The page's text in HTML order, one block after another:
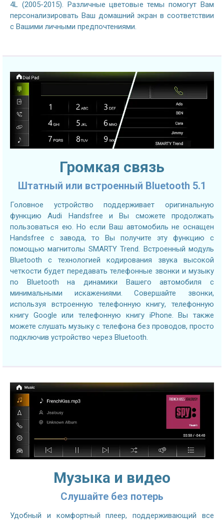
4L (2005-2015). Различные цветовые темы помогут Вам
персонализировать Ваш домашний экран в соответствии
с Вашими личными предпочтениями.
Громкая связь
Штатный или встроенный Bluetooth 5.1
Головное устройство поддерживает оригинальную
функцию Audi Handsfree и Вы сможете продолжать
пользоваться ею. Но если Ваш автомобиль не оснащен
Handsfree с завода, то Вы получите эту функцию с
помощью магнитолы SMARTY Trend. Встроенный модуль
Bluetooth с технологией кодирования звука высокой
четкости будет передавать телефонные звонки и музыку
по Bluetooth на динамики Вашего автомобиля с
минимальными искажениями. Совершайте звонки,
используя встроенную телефонную книгу, телефонную
книгу Google или телефонную книгу iPhone. Вы также
можете слушать музыку с телефона без проводов, просто
подключив устройство через Bluetooth.
Музыка и видео
Слушайте без потерь
Удобный и комфортный плеер, поддерживающий все